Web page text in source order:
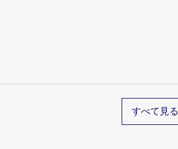
すべて見る